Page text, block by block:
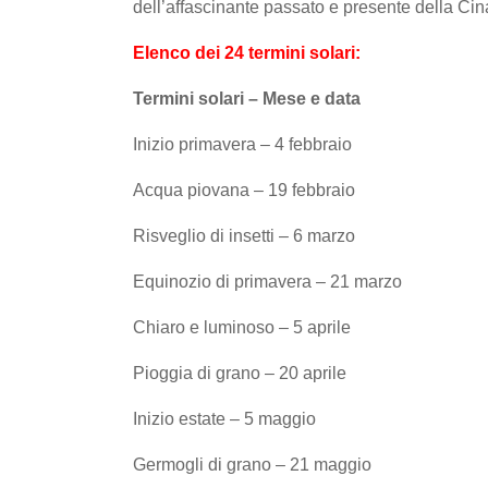
dell’affascinante passato e presente della
Elenco dei 24 termini solari:
Termini solari – Mese e data
Inizio primavera – 4 febbraio
Acqua piovana – 19 febbraio
Risveglio di insetti – 6 marzo
Equinozio di primavera – 21 marzo
Chiaro e luminoso – 5 aprile
Pioggia di grano – 20 aprile
Inizio estate – 5 maggio
Germogli di grano – 21 maggio